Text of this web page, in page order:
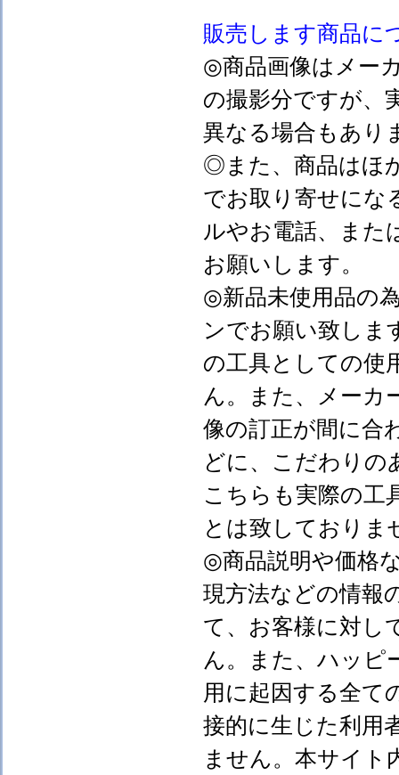
販売します商品に
◎商品画像はメー
の撮影分ですが、
異なる場合もあり
◎また、商品はほ
でお取り寄せにな
ルやお電話、また
お願いします。
◎新品未使用品の
ンでお願い致しま
の工具としての使
ん。また、メーカ
像の訂正が間に合
どに、こだわりの
こちらも実際の工
とは致しておりま
◎商品説明や価格
現方法などの情報
て、お客様に対し
ん。また、ハッピ
用に起因する全て
接的に生じた利用
ません。本サイト